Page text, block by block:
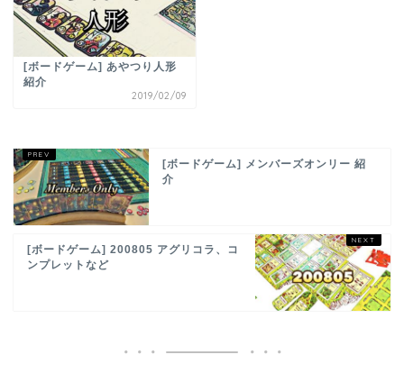
[ボードゲーム] あやつり人形
紹介
2019/02/09
[ボードゲーム] メンバーズオンリー 紹
介
[ボードゲーム] 200805 アグリコラ、コ
ンプレットなど